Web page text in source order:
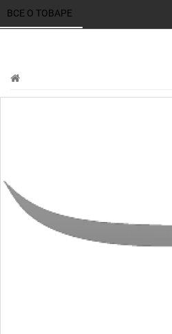
ВСЕ О ТОВАРЕ